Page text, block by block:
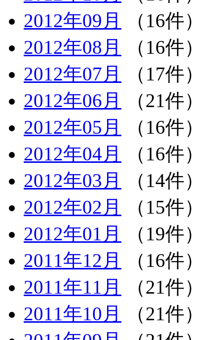
2012年09月
（16件）
2012年08月
（16件）
2012年07月
（17件）
2012年06月
（21件）
2012年05月
（16件）
2012年04月
（16件）
2012年03月
（14件）
2012年02月
（15件）
2012年01月
（19件）
2011年12月
（16件）
2011年11月
（21件）
2011年10月
（21件）